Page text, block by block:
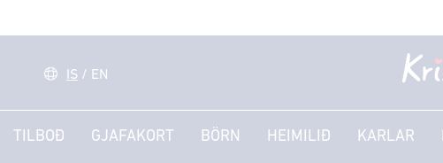
IS / EN
TILBOÐ GJAFAKORT BÖRN HEIMILIÐ KARLAR